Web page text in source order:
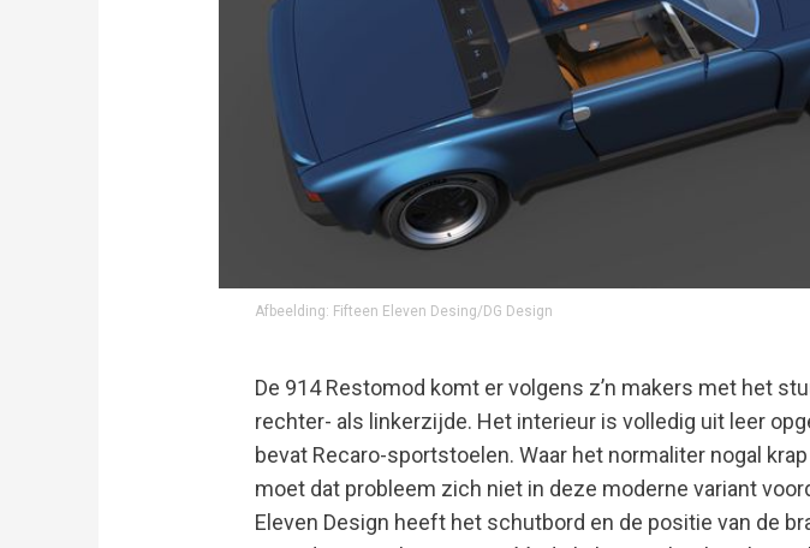
Afbeelding: Fifteen Eleven Desing/DG Design
De 914 Restomod komt er volgens z’n makers met het
rechter- als linkerzijde. Het interieur is volledig uit leer
bevat Recaro-sportstoelen. Waar het normaliter nogal
moet dat probleem zich niet in deze moderne variant
Eleven Design heeft het schutbord en de positie van de